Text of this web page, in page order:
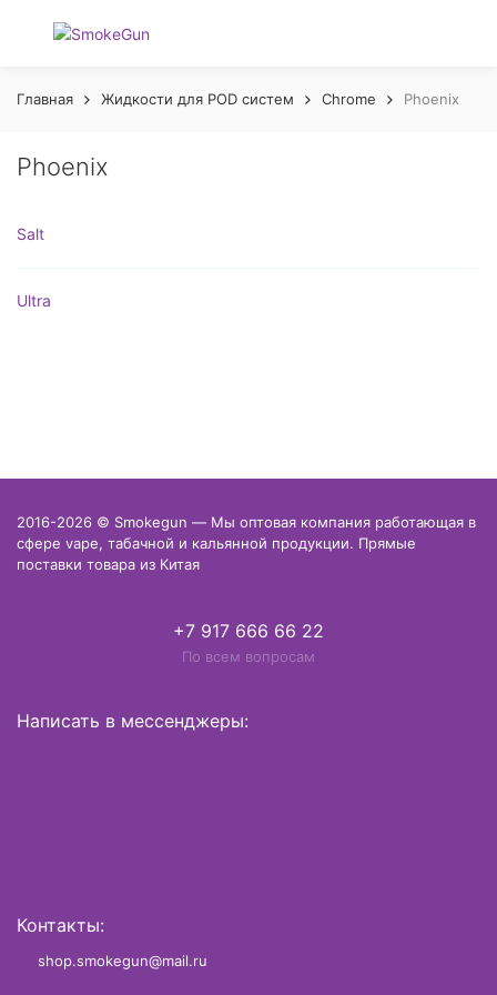
Главная Жидкости для POD систем Chrome Phoenix
Phoenix
Salt
Ultra
2016-2026 © Smokegun — Мы оптовая компания работающая в
сфере vape, табачной и кальянной продукции. Прямые
поставки товара из Китая
+7 917 666 66 22
По всем вопросам
Написать в мессенджеры:
Контакты:
shop.smokegun@mail.ru